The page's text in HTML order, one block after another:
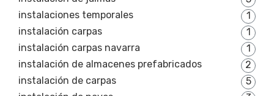
instalaciones temporales
1
instalación carpas
1
instalación carpas navarra
1
instalación de almacenes prefabricados
2
instalación de carpas
5